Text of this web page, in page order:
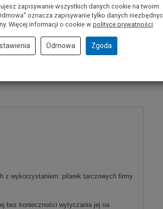
z wykorzystaniem: pilarek tarczowych firmy
bez konieczności wytyczania jej na
zapisywanie wszystkich danych cookie na twoim
oznacza zapisywanie tylko danych
Więcej informacji o cookie w polityce prywatności.
Odmowa Zgoda